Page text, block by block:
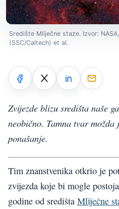
Središte Mliječne staze. Izvor:
(SSC/Caltech) et al.
Zvijezde blizu središta naše
neobično. Tamna tvar možda
ponašanje.
Tim znanstvenika otkrio je
zvijezda koje bi mogle
godine od središta Mliječne